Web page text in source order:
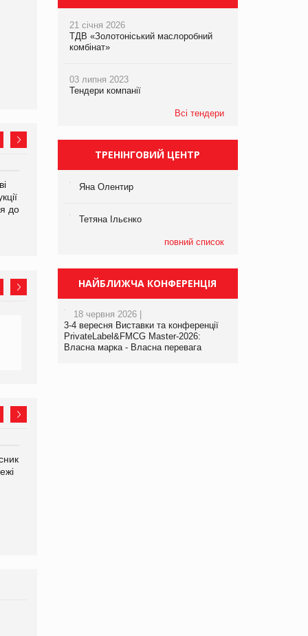
до
Аргентина повертається з
21 січня 2026
ТДВ «Золотоніський маслоробний
комбінат»
03 липня 2023
Тендери компанії
Всі тендери
ТРЕНІНГОВИЙ ЦЕНТР
Яна Олентир
Тетяна Ільєнко
повний список
НАЙБЛИЖЧА КОНФЕРЕНЦІЯ
18 червня 2026 |
3-4 вересня Виставки та конференції
PrivateLabel&FMCG Master-2026:
Власна марка - Власна перевага